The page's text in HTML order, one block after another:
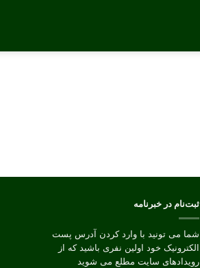
ثبت‌نام در خبرنامه
شما می تونید با وارد کردن آدرس پست
الکترونیک خود اولین نفری باشید که از
رویدادهای سایت مطلع می شوید